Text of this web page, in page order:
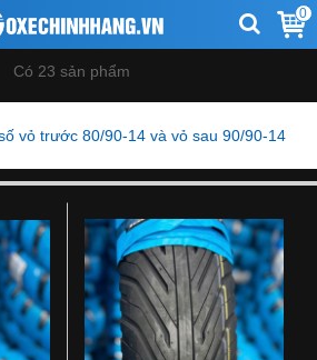
0
Có 23 sản phẩm
vỏ trước 80/90-14 và vỏ sau 90/90-14